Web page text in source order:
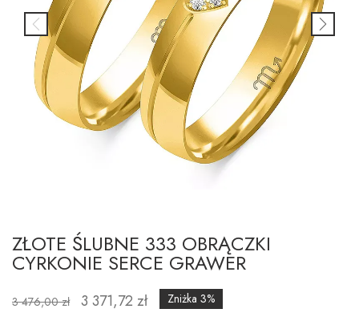
ZŁOTE ŚLUBNE 333 OBRĄCZKI
CYRKONIE SERCE GRAWER
3 476,00 zł 3 371,72 zł Zniżka 3%